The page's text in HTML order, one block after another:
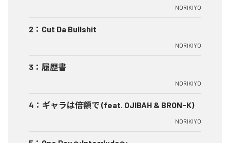
NORIKIYO
2 ： Cut Da Bullshit
NORIKIYO
3 ： 履歴書
NORIKIYO
4 ： ギャラは倍額で (feat. OJIBAH & BRON-K)
NORIKIYO